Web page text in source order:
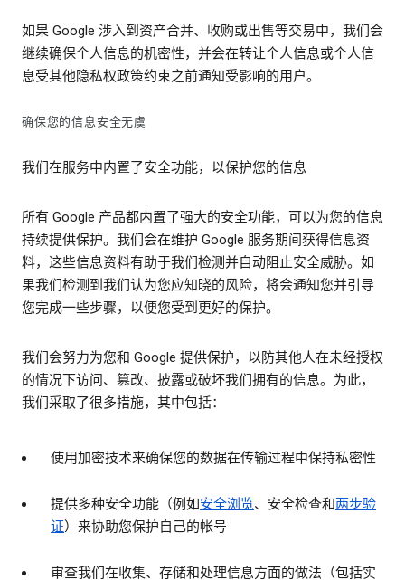
如果 Google 涉入到资产合并、收购或出售等交易中，我们会
继续确保个人信息的机密性，并会在转让个人信息或个人信
息受其他隐私权政策约束之前通知受影响的用户。
确保您的信息安全无虞
我们在服务中内置了安全功能，以保护您的信息
所有 Google 产品都内置了强大的安全功能，可以为您的信息
持续提供保护。我们会在维护 Google 服务期间获得信息资
料，这些信息资料有助于我们检测并自动阻止安全威胁。如
果我们检测到我们认为您应知晓的风险，将会通知您并引导
您完成一些步骤，以便您受到更好的保护。
我们会努力为您和 Google 提供保护，以防其他人在未经授权
的情况下访问、篡改、披露或破坏我们拥有的信息。为此，
我们采取了很多措施，其中包括：
使用加密技术来确保您的数据在传输过程中保持私密性
提供多种安全功能（例如安全浏览、安全检查和两步验
证）来协助您保护自己的帐号
审查我们在收集、存储和处理信息方面的做法（包括实